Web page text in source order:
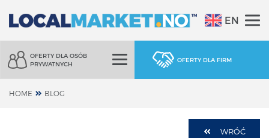
EN
OFERTY DLA OSÓB
PRYWATNYCH
OFERTY DLA FIRM
HOME BLOG
WRÓĆ